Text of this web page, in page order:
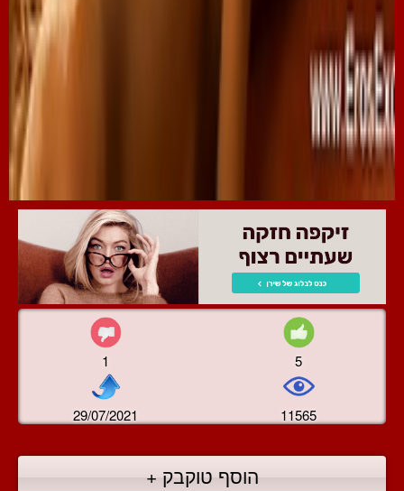
1 5
29/07/2021 11565
הוסף טוקבק +